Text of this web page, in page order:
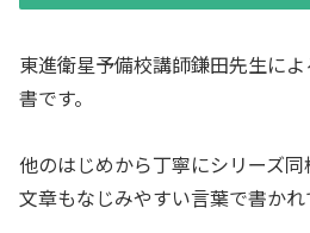
東進衛星予備校講師鎌田先生に
書です。
他のはじめから丁寧にシリーズ
文章もなじみやすい言葉で書かれ